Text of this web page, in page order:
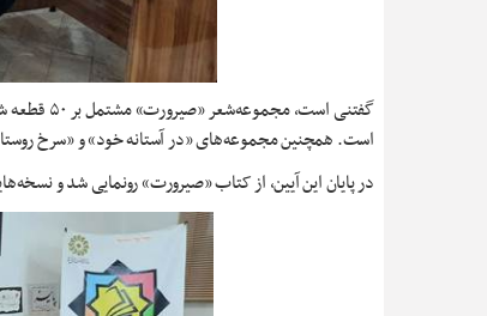
است. همچنین مجموعه‌های «در آستانه خود» و «سرخ
در پایان این آیین، از کتاب «صیرورت» رونمایی شد و